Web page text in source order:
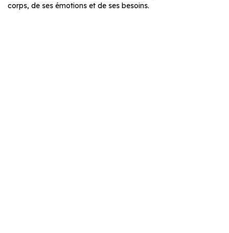
corps, de ses émotions et de ses besoins.